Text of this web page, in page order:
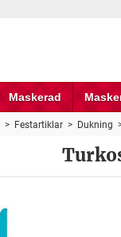
Maskerad
> Festartiklar > Dukning